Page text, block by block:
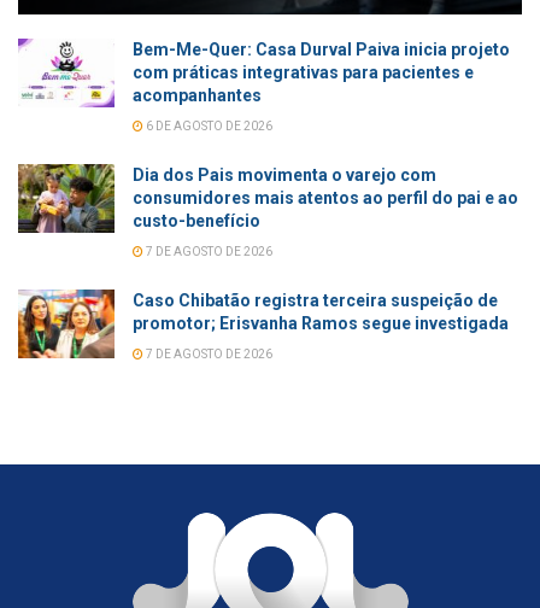
Bem-Me-Quer: Casa Durval Paiva inicia projeto
com práticas integrativas para pacientes e
acompanhantes
6 DE AGOSTO DE 2026
Dia dos Pais movimenta o varejo com
consumidores mais atentos ao perfil do pai e ao
custo-benefício
7 DE AGOSTO DE 2026
Caso Chibatão registra terceira suspeição de
promotor; Erisvanha Ramos segue investigada
7 DE AGOSTO DE 2026